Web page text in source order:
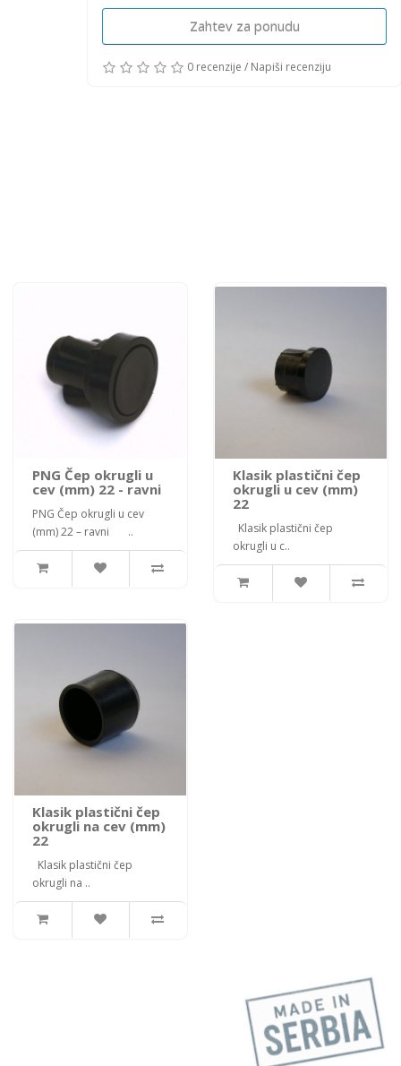
Zahtev za ponudu
0 recenzije / Napiši recenziju
PNG Čep okrugli u
cev (mm) 22 - ravni
PNG Čep okrugli u cev
(mm) 22 – ravni ..
Klasik plastični čep
okrugli u cev (mm)
22
Klasik plastični čep
okrugli u c..
Klasik plastični čep
okrugli na cev (mm)
22
Klasik plastični čep
okrugli na ..